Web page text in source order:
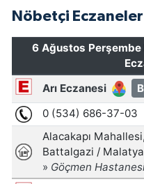
Nöbetçi Eczaneler